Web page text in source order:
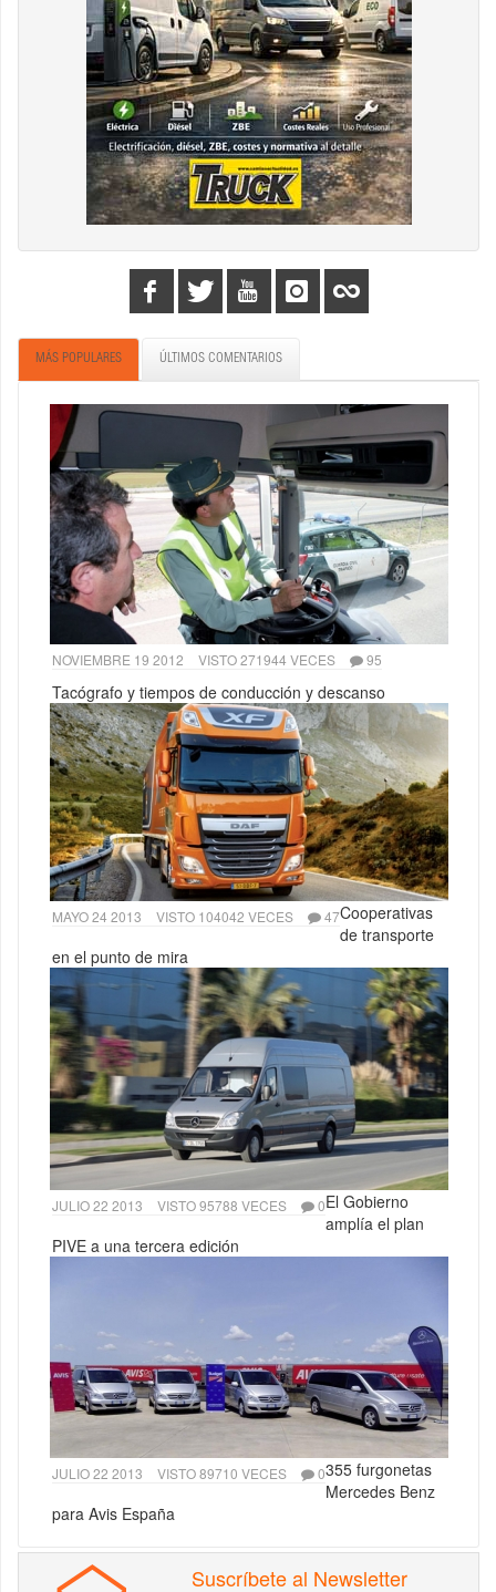
MÁS POPULARES ÚLTIMOS COMENTARIOS
NOVIEMBRE 19 2012 VISTO 271944 VECES 95
Tacógrafo y tiempos de conducción y descanso
MAYO 24 2013 VISTO 104042 VECES 47Cooperativas
de transporte
en el punto de mira
JULIO 22 2013 VISTO 95788 VECES 0El Gobierno
amplía el plan
PIVE a una tercera edición
JULIO 22 2013 VISTO 89710 VECES 0355 furgonetas
Mercedes Benz
para Avis España
Suscríbete al Newsletter